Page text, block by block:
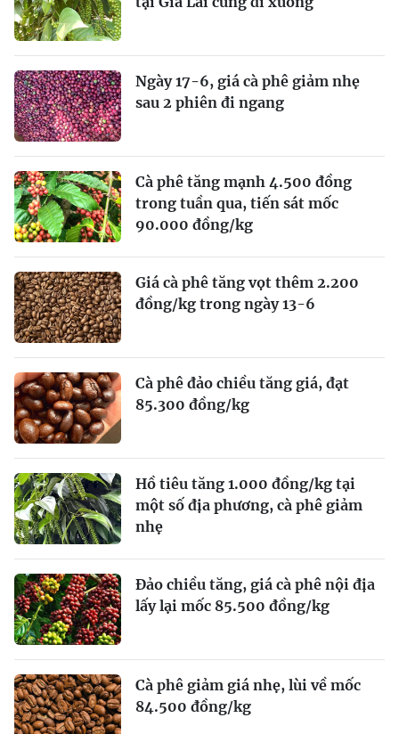
Ngày 17-6, giá cà phê giảm nhẹ
sau 2 phiên đi ngang
Cà phê tăng mạnh 4.500 đồng
trong tuần qua, tiến sát mốc
90.000 đồng/kg
Giá cà phê tăng vọt thêm 2.200
đồng/kg trong ngày 13-6
Cà phê đảo chiều tăng giá, đạt
85.300 đồng/kg
Hồ tiêu tăng 1.000 đồng/kg tại
một số địa phương, cà phê giảm
nhẹ
Đảo chiều tăng, giá cà phê nội địa
lấy lại mốc 85.500 đồng/kg
Cà phê giảm giá nhẹ, lùi về mốc
84.500 đồng/kg